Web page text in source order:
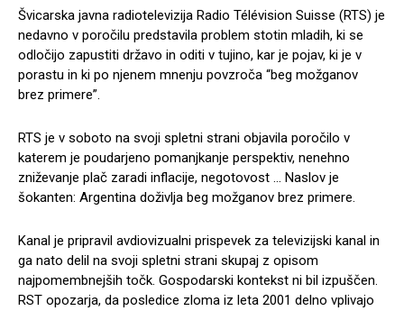
Švicarska javna radiotelevizija Radio Télévision Suisse (RTS) je
nedavno v poročilu predstavila problem stotin mladih, ki se
odločijo zapustiti državo in oditi v tujino, kar je pojav, ki je v
porastu in ki po njenem mnenju povzroča “beg možganov
brez primere”.
RTS je v soboto na svoji spletni strani objavila poročilo v
katerem je poudarjeno pomanjkanje perspektiv, nenehno
zniževanje plač zaradi inflacije, negotovost … Naslov je
šokanten: Argentina doživlja beg možganov brez primere.
Kanal je pripravil avdiovizualni prispevek za televizijski kanal in
ga nato delil na svoji spletni strani skupaj z opisom
najpomembnejših točk. Gospodarski kontekst ni bil izpuščen.
RST opozarja, da posledice zloma iz leta 2001 delno vplivajo